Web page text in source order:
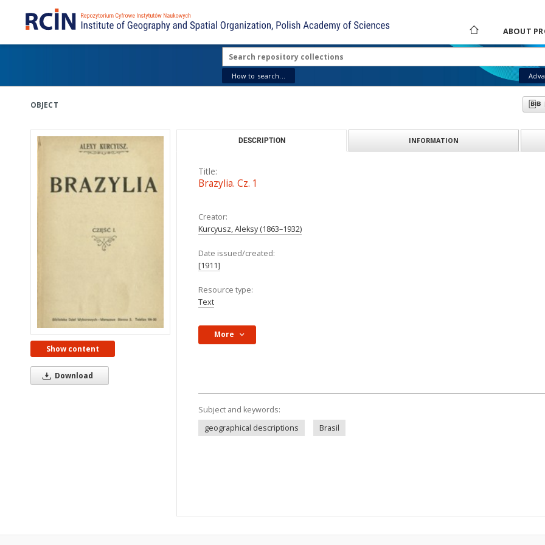
ABOUT
How to search...
OBJECT
Show content
Download
DESCRIPTION INFORMATION
Title:
Brazylia. Cz. 1
Creator:
Kurcyusz, Aleksy (1863–1932)
Date issued/created:
[1911]
Resource type:
Text
More
Subject and keywords:
geographical descriptions
Brasil